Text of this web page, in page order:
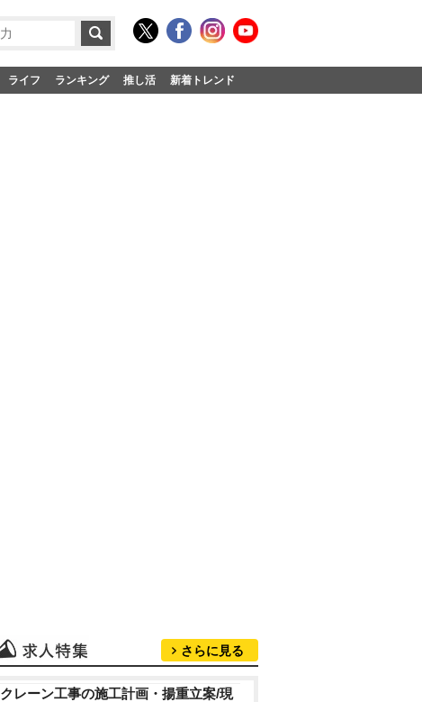
ライフ ランキング 推し活 新着トレンド
さらに見る
クレーン工事の施工計画・揚重立案/現